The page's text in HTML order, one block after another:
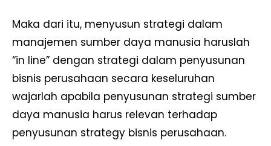
Maka dari itu, menyusun strategi dalam
manajemen sumber daya manusia haruslah
“in line” dengan strategi dalam penyusunan
bisnis perusahaan secara keseluruhan
wajarlah apabila penyusunan strategi sumber
daya manusia harus relevan terhadap
penyusunan strategy bisnis perusahaan.